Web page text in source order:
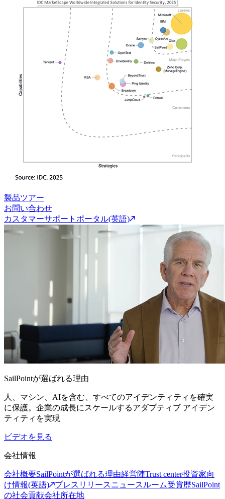
製品ツアー
お問い合わせ
カスタマーサポートポータル(英語)
SailPointが選ばれる理由
人、マシン、AIを含む、すべてのアイデンティティを確実
に保護。企業の成長にスケールするアダプティブ アイデン
ティティを実現
ビデオを見る
会社情報
会社概要SailPointが選ばれる理由経営陣Trust center投資家向
け情報(英語)
プレスリリースニュースルーム受賞歴SailPoint
の社会貢献会社所在地